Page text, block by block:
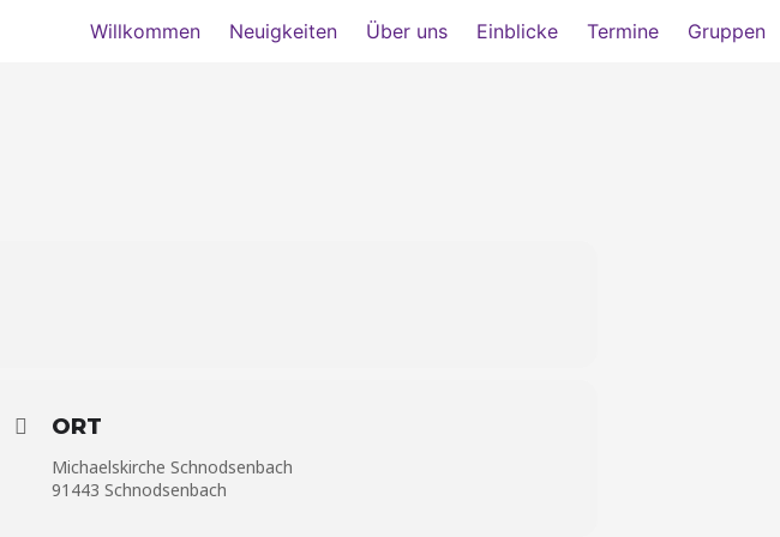
Willkommen Neuigkeiten Über uns Einblicke Termine Gruppen
ORT
Michaelskirche Schnodsenbach
91443 Schnodsenbach